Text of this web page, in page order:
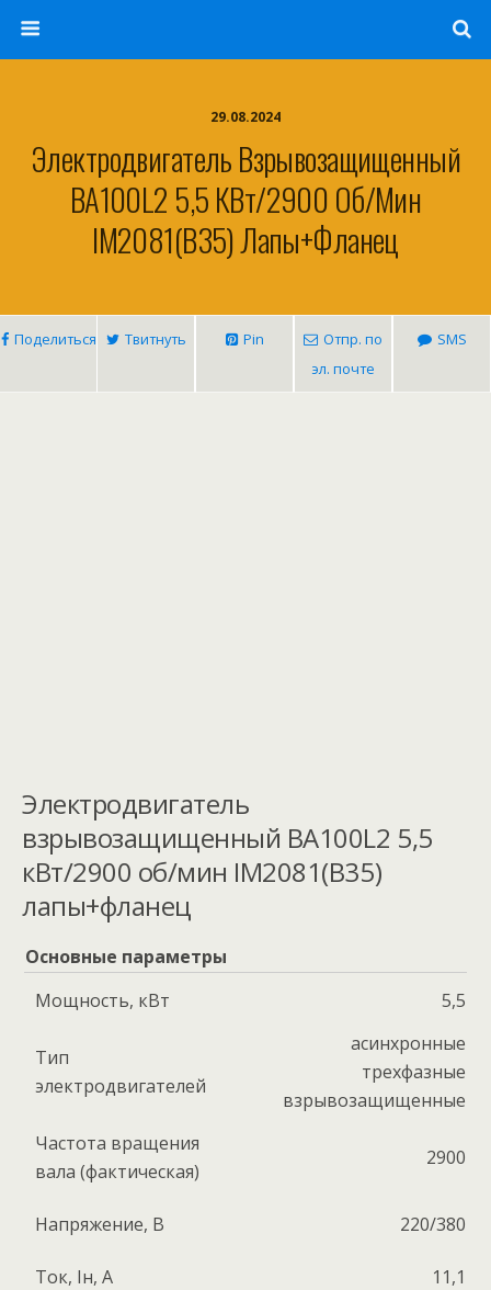
29.08.2024
Электродвигатель Взрывозащищенный
ВА100L2 5,5 КВт/2900 Об/мин
IM2081(B35) Лапы+фланец
Поделиться Твитнуть Pin
Отпр. по
эл. почте
SMS
Электродвигатель
взрывозащищенный ВА100L2 5,5
кВт/2900 об/мин IM2081(B35)
лапы+фланец
Основные параметры
Мощность, кВт
5,5
Тип
электродвигателей
асинхронные
трехфазные
взрывозащищенные
Частота вращения
вала (фактическая)
2900
Напряжение, В 220/380
Ток, Iн, А 11,1